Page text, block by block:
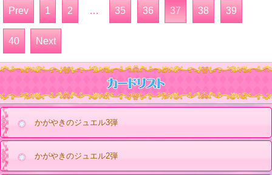
Prev 1 2 … 35 36 37 38 39
40 Next
かがやきのジュエル3弾
かがやきのジュエル2弾